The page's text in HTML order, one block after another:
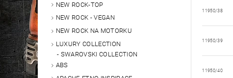
NEW ROCK-TOP
NEW ROCK - VEGAN
NEW ROCK NA MOTORKU
LUXURY COLLECTION
SWAROVSKI COLLECTION
ABS
11950/38
11950/39
11950/40